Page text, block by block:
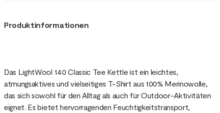
Produktinformationen
Das LightWool 140 Classic Tee Kettle ist ein leichtes,
atmungsaktives und vielseitiges T-Shirt aus 100% Merinowolle,
das sich sowohl für den Alltag als auch für Outdoor-Aktivitäten
eignet. Es bietet hervorragenden Feuchtigkeitstransport,